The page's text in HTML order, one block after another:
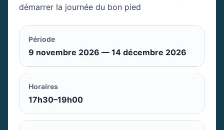
démarrer la journée du bon pied
Période
9 novembre 2026 — 14 décembre 2026
Horaires
17h30–19h00